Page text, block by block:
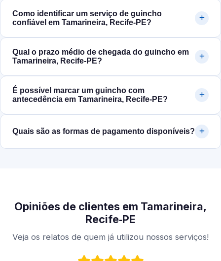
Como identificar um serviço de guincho
confiável em Tamarineira, Recife‑PE?
Qual o prazo médio de chegada do guincho em
Tamarineira, Recife‑PE?
É possível marcar um guincho com
antecedência em Tamarineira, Recife‑PE?
Quais são as formas de pagamento disponíveis?
Opiniões de clientes em Tamarineira,
Recife‑PE
Veja os relatos de quem já utilizou nossos serviços!